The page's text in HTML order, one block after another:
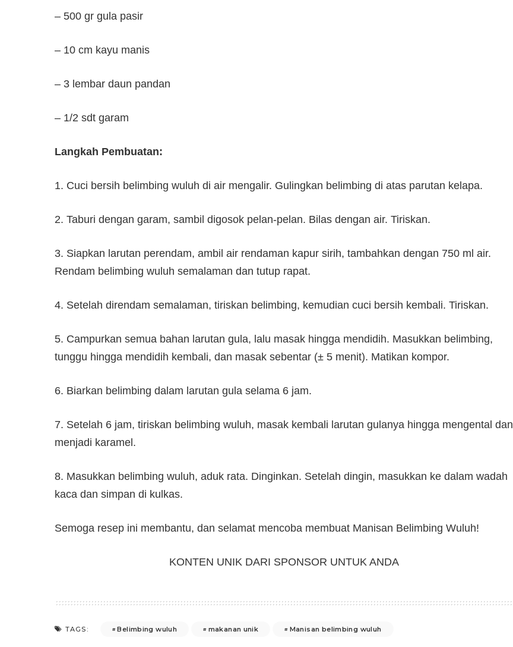
– 500 gr gula pasir
– 10 cm kayu manis
– 3 lembar daun pandan
– 1/2 sdt garam
Langkah Pembuatan:
1. Cuci bersih belimbing wuluh di air mengalir. Gulingkan belimbing di atas parutan kelapa.
2. Taburi dengan garam, sambil digosok pelan-pelan. Bilas dengan air. Tiriskan.
3. Siapkan larutan perendam, ambil air rendaman kapur sirih, tambahkan dengan 750 ml air.
Rendam belimbing wuluh semalaman dan tutup rapat.
4. Setelah direndam semalaman, tiriskan belimbing, kemudian cuci bersih kembali. Tiriskan.
5. Campurkan semua bahan larutan gula, lalu masak hingga mendidih. Masukkan belimbing,
tunggu hingga mendidih kembali, dan masak sebentar (± 5 menit). Matikan kompor.
6. Biarkan belimbing dalam larutan gula selama 6 jam.
7. Setelah 6 jam, tiriskan belimbing wuluh, masak kembali larutan gulanya hingga mengental dan
menjadi karamel.
8. Masukkan belimbing wuluh, aduk rata. Dinginkan. Setelah dingin, masukkan ke dalam wadah
kaca dan simpan di kulkas.
Semoga resep ini membantu, dan selamat mencoba membuat Manisan Belimbing Wuluh!
KONTEN UNIK DARI SPONSOR UNTUK ANDA
TAGS: Belimbing wuluh makanan unik Manisan belimbing wuluh